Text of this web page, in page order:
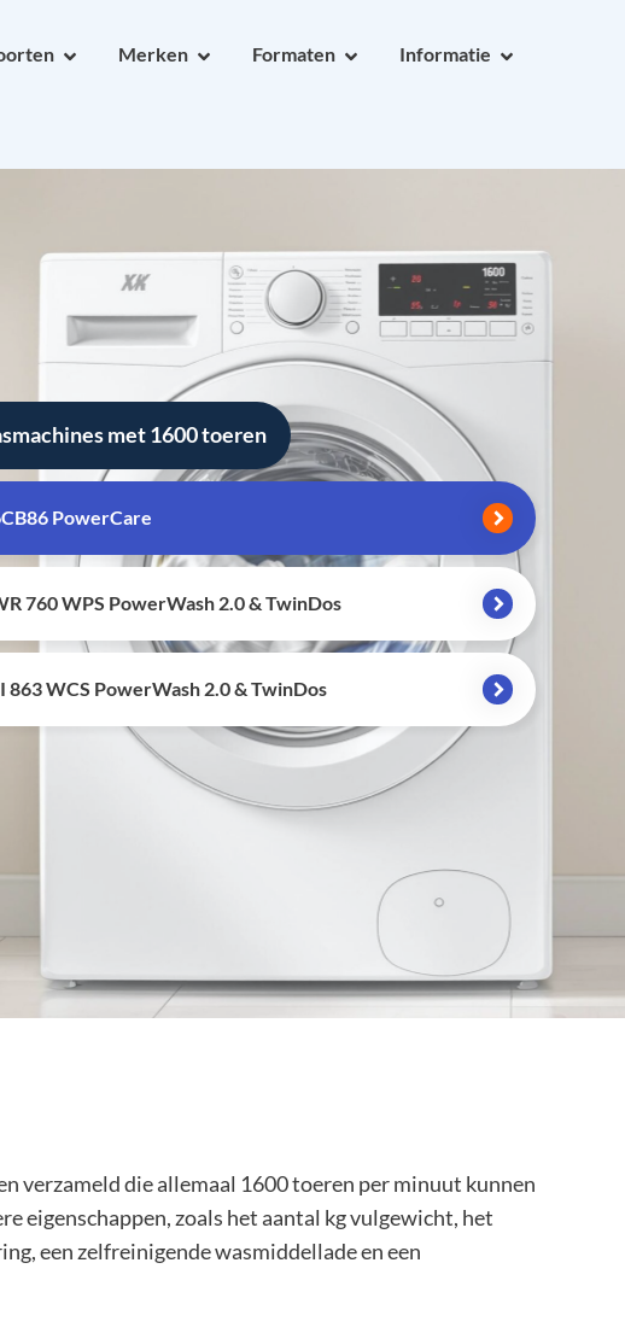
Merken Formaten Informatie
met 1600 toeren
PowerCare
760 WPS PowerWash 2.0 & TwinDos
863 WCS PowerWash 2.0 & TwinDos
verzameld die allemaal 1600 toeren per minuut kunnen
eigenschappen, zoals het aantal kg vulgewicht, het
een zelfreinigende wasmiddellade en een